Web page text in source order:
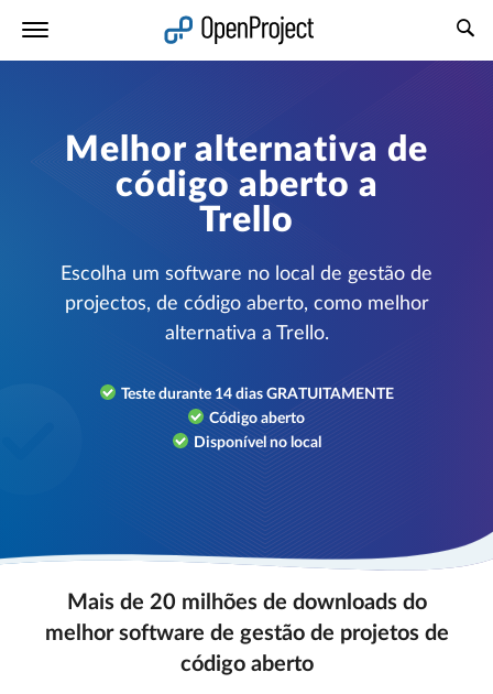
Melhor alternativa de
código aberto a
Trello
Escolha um software no local de gestão de
projectos, de código aberto, como melhor
alternativa a Trello.
Teste durante 14 dias GRATUITAMENTE
Código aberto
Disponível no local
Mais de 20 milhões de downloads do
melhor software de gestão de projetos de
código aberto
Abrir a ligação num novo separador